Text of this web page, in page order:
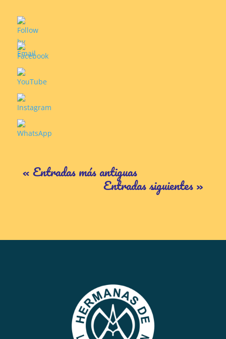
« Entradas más antiguas
Entradas siguientes »